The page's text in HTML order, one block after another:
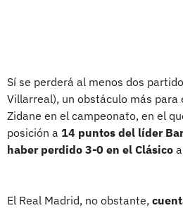
Sí se perderá al menos dos
Villarreal), un obstáculo más para
Zidane en el campeonato, en el
posición a 14 puntos del líder
haber perdido 3-0 en el Clásico
El Real Madrid, no obstante,